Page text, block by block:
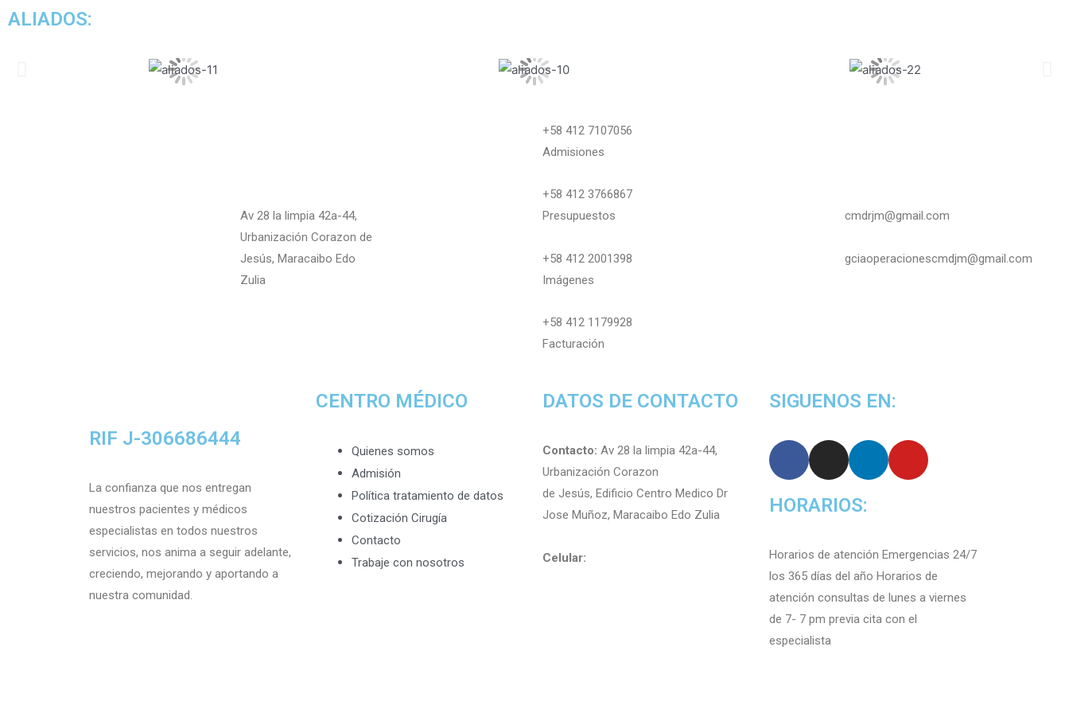
ALIADOS:
Av 28 la limpia 42a-44,
Urbanización Corazon de
Jesús, Maracaibo Edo
Zulia
+58 412 7107056
Admisiones
+58 412 3766867
Presupuestos
+58 412 2001398
Imágenes
+58 412 1179928
Facturación
cmdrjm@gmail.com
gciaoperacionescmdjm@gmail.com
RIF J-306686444
La confianza que nos entregan
nuestros pacientes y médicos
especialistas en todos nuestros
servicios, nos anima a seguir adelante,
creciendo, mejorando y aportando a
nuestra comunidad.
CENTRO MÉDICO
Quienes somos
Admisión
Política tratamiento de datos
Cotización Cirugía
Contacto
Trabaje con nosotros
DATOS DE CONTACTO
Contacto: Av 28 la limpia 42a-44,
Urbanización Corazon
de Jesús, Edificio Centro Medico Dr
Jose Muñoz, Maracaibo Edo Zulia
Celular:
SIGUENOS EN:
HORARIOS:
Horarios de atención Emergencias 24/7
los 365 días del año Horarios de
atención consultas de lunes a viernes
de 7- 7 pm previa cita con el
especialista